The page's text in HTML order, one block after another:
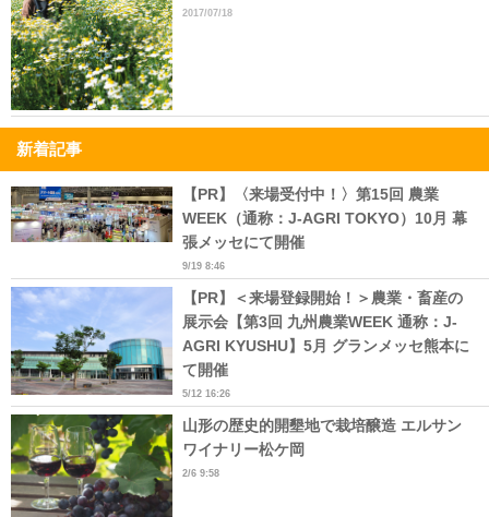
2017/07/18
新着記事
【PR】〈来場受付中！〉第15回 農業
WEEK（通称：J-AGRI TOKYO）10月 幕
張メッセにて開催
9/19 8:46
【PR】＜来場登録開始！＞農業・畜産の
展示会【第3回 九州農業WEEK 通称：J-
AGRI KYUSHU】5月 グランメッセ熊本に
て開催
5/12 16:26
山形の歴史的開墾地で栽培醸造 エルサン
ワイナリー松ケ岡
2/6 9:58